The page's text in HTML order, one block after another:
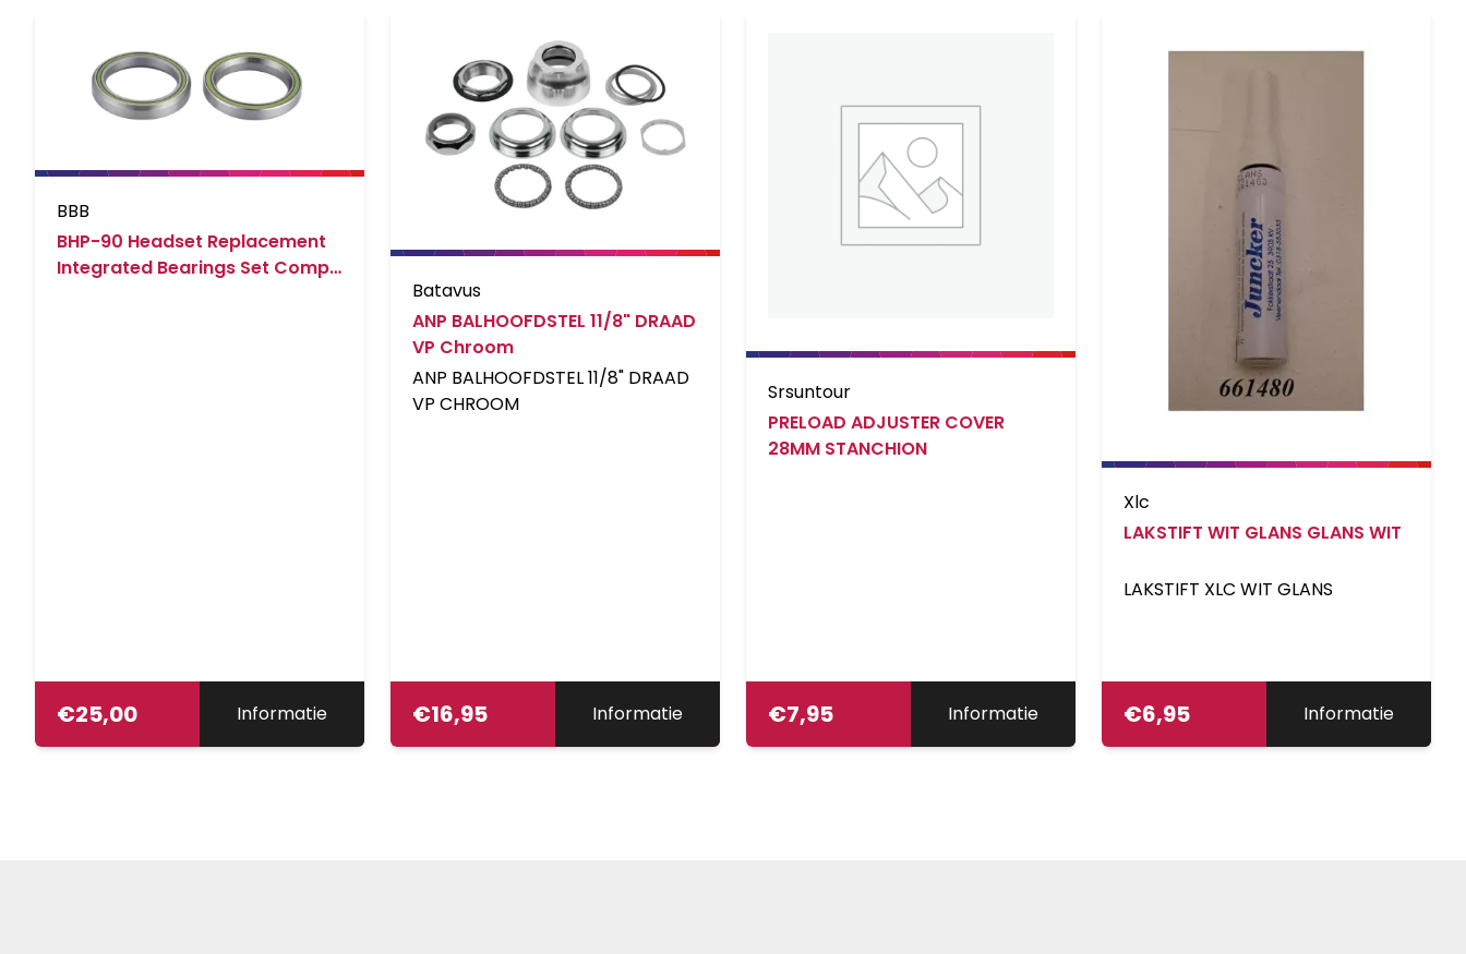
BBB
BHP-90 Headset Replacement
Integrated Bearings Set Comp.
€25,00 Informatie
Batavus
ANP BALHOOFDSTEL 11/8" DRAAD
VP Chroom
ANP BALHOOFDSTEL 11/8" DRAAD
VP CHROOM
€16,95 Informatie
Srsuntour
PRELOAD ADJUSTER COVER
28MM STANCHION
€7,95 Informatie
Xlc
LAKSTIFT WIT GLANS GLANS WIT
LAKSTIFT XLC WIT GLANS
€6,95 Informatie